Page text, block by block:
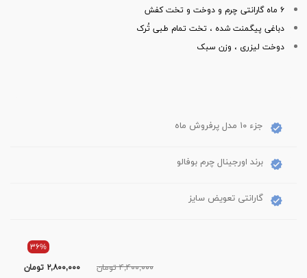
۶ ماه گارانتی چرم و دوخت و تخت کفش
دباغی پیگمنت شده ، تخت تمام طبی تُرک
دوخت لیزری ، وزن سبک
جزء ۱۰ مدل پرفروش ماه
برند اورجینال چرم بوفالو
گارانتی تعویض سایز
۳۶%
۴,۴۰۰,۰۰۰ تومان ۲,۸۰۰,۰۰۰تومان